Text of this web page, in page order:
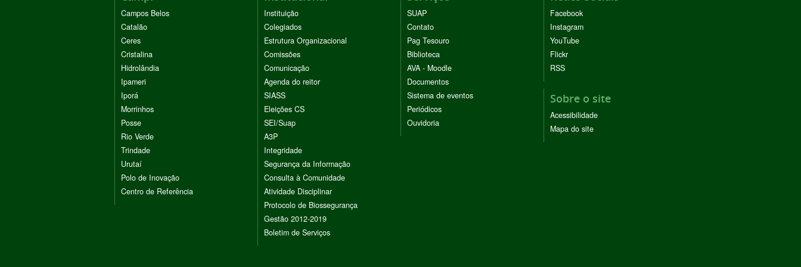
Campos Belos
Catalão
Ceres
Cristalina
Hidrolândia
Ipameri
Iporá
Morrinhos
Posse
Rio Verde
Trindade
Urutaí
Polo de Inovação
Centro de Referência
Instituição
Colegiados
Estrutura Organizacional
Comissões
Comunicação
Agenda do reitor
SIASS
Eleições CS
SEI/Suap
A3P
Integridade
Segurança da Informação
Consulta à Comunidade
Atividade Disciplinar
Protocolo de Biossegurança
Gestão 2012-2019
Boletim de Serviços
SUAP
Contato
Pag Tesouro
Biblioteca
AVA - Moodle
Documentos
Sistema de eventos
Periódicos
Ouvidoria
Facebook
Instagram
YouTube
Flickr
RSS
Sobre o site
Acessibilidade
Mapa do site